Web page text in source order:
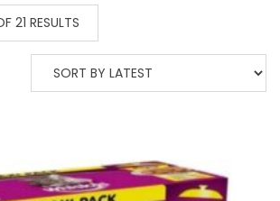
21 RESULTS